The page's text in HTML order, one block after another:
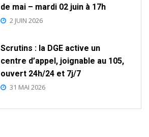
de mai – mardi 02 juin à 17h
2 JUIN 2026
Scrutins : la DGE active un
centre d’appel, joignable au 105,
ouvert 24h/24 et 7j/7
31 MAI 2026